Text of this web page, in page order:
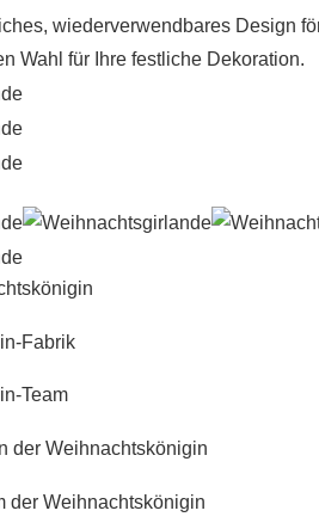
wiederverwendbares Design
Wahl für Ihre festliche Dekoration.